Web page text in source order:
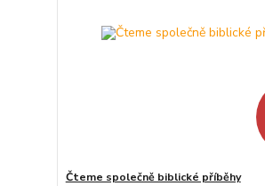
Čteme společně biblické příběhy